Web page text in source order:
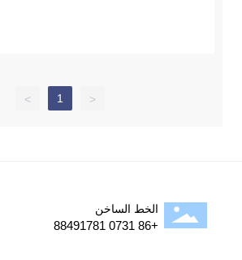
<
1
>
الخط الساخن
+86 0731 88491781